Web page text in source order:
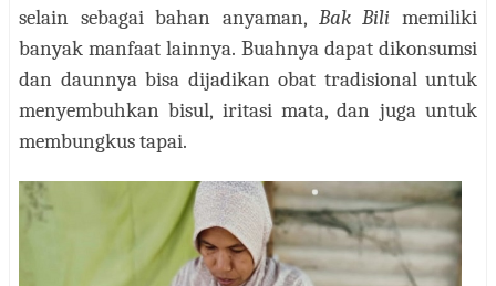
selain sebagai bahan anyaman, Bak Bilimemiliki
banyak manfaat lainnya. Buahnya dapat dikonsumsi
dan daunnya bisa dijadikan obat tradisional untuk
menyembuhkan bisul, iritasi mata, dan juga untuk
membungkus tapai.